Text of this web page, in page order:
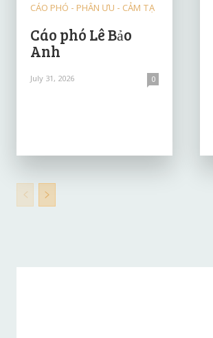
CÁO PHÓ - PHÂN ƯU - CẢM TẠ
Cáo phó Lê Bảo
Anh
July 31, 2026 0